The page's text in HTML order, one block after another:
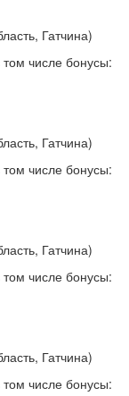
Гатчина)
числе бонусы:
Гатчина)
числе бонусы:
Гатчина)
числе бонусы:
Гатчина)
числе бонусы: